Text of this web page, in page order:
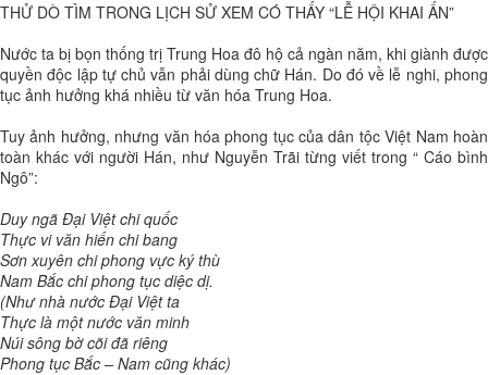
THỬ DÒ TÌM TRONG LỊCH SỬ XEM CÓ THẤY “LỄ HỘI KHAI ẤN”
Nước ta bị bọn thống trị Trung Hoa đô hộ cả ngàn năm, khi giành được
quyền độc lập tự chủ vẫn phải dùng chữ Hán. Do đó về lễ nghi, phong
tục ảnh hưởng khá nhiều từ văn hóa Trung Hoa.
Tuy ảnh hưởng, nhưng văn hóa phong tục của dân tộc Việt Nam hoàn
toàn khác với người Hán, như Nguyễn Trãi từng viết trong “ Cáo bình
Ngô”:
Duy ngã Đại Việt chi quốc
Thực vi văn hiến chi bang
Sơn xuyên chi phong vực ký thù
Nam Bắc chi phong tục diệc dị.
(Như nhà nước Đại Việt ta
Thực là một nước văn minh
Núi sông bờ cõi đã riêng
Phong tục Bắc – Nam cũng khác)